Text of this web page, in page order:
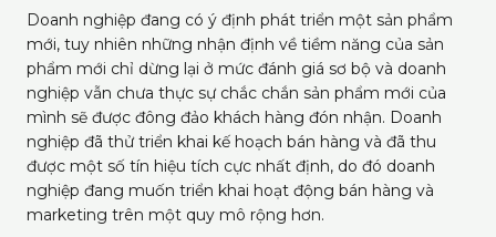
Doanh nghiệp đang có ý định phát triển một sản phẩm
mới, tuy nhiên những nhận định về tiềm năng của sản
phẩm mới chỉ dừng lại ở mức đánh giá sơ bộ và doanh
nghiệp vẫn chưa thực sự chắc chắn sản phẩm mới của
mình sẽ được đông đảo khách hàng đón nhận. Doanh
nghiệp đã thử triển khai kế hoạch bán hàng và đã thu
được một số tín hiệu tích cực nhất định, do đó doanh
nghiệp đang muốn triển khai hoạt động bán hàng và
marketing trên một quy mô rộng hơn.